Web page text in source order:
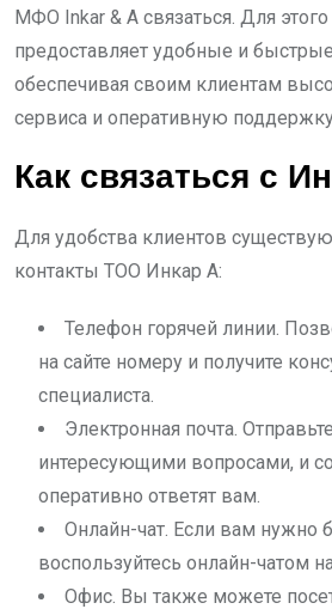
МФО Inkar & A связаться. Для
предоставляет удобные и
обеспечивая своим клиентам
сервиса и оперативную
Как связаться с
Для удобства клиентов
контакты ТОО Инкар А:
Телефон горячей линии.
на сайте номеру и получите
специалиста.
Электронная почта.
интересующими вопросами, и
оперативно ответят вам.
Онлайн-чат. Если вам нужно
воспользуйтесь онлайн-чатом на
Офис. Вы также можете